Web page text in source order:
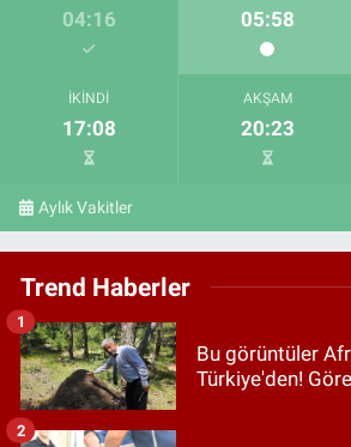
04:16 05:58
İKINDI
17:08
AKŞAM
20:23
Aylık Vakitler
Trend Haberler
Bu görüntüler
Türkiye'den!
1
2